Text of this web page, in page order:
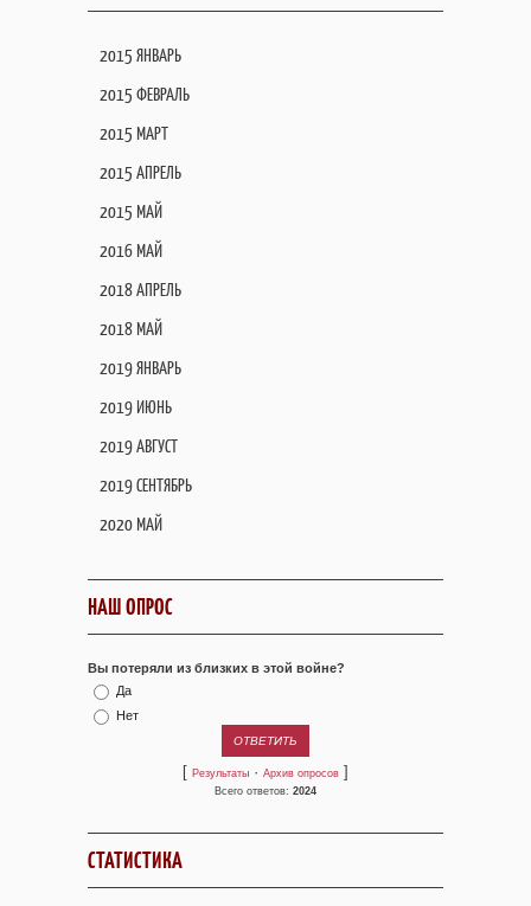
2015 ЯНВАРЬ
2015 ФЕВРАЛЬ
2015 МАРТ
2015 АПРЕЛЬ
2015 МАЙ
2016 МАЙ
2018 АПРЕЛЬ
2018 МАЙ
2019 ЯНВАРЬ
2019 ИЮНЬ
2019 АВГУСТ
2019 СЕНТЯБРЬ
2020 МАЙ
НАШ ОПРОС
Вы потеряли из близких в этой войне?
Да
Нет
[ Результаты · Архив опросов ]
Всего ответов: 2024
СТАТИСТИКА